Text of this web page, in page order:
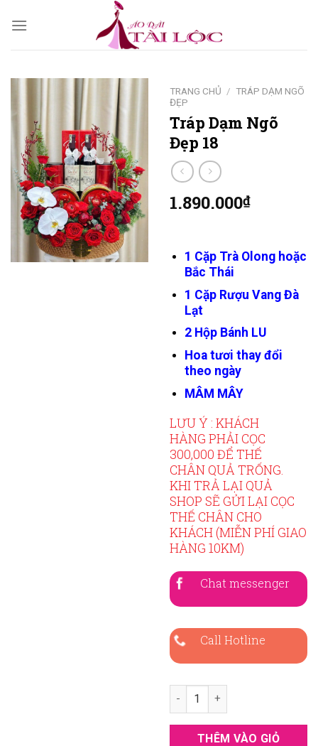
TRANG CHỦ / TRÁP DẠM NGÕ
ĐẸP
Tráp Dạm Ngõ
Đẹp 18
1.890.000₫
1 Cặp Trà Olong hoặc
Bắc Thái
1 Cặp Rượu Vang Đà
Lạt
2 Hộp Bánh LU
Hoa tươi thay đổi
theo ngày
MÂM MÂY
LƯU Ý : KHÁCH
HÀNG PHẢI CỌC
300,000 ĐỂ THẾ
CHÂN QUẢ TRỐNG.
KHI TRẢ LẠI QUẢ
SHOP SẼ GỬI LẠI CỌC
THẾ CHÂN CHO
KHÁCH (MIỄN PHÍ GIAO
HÀNG 10KM)
Chat messenger
Call Hotline
Tráp Dạm Ngõ Đẹp 18 số
THÊM VÀO GIỎ